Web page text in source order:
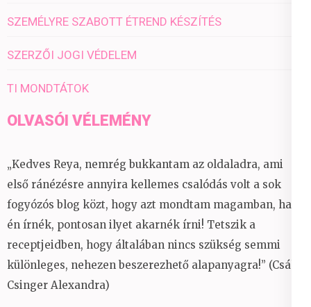
SZEMÉLYRE SZABOTT ÉTREND KÉSZÍTÉS
SZERZŐI JOGI VÉDELEM
TI MONDTÁTOK
OLVASÓI VÉLEMÉNY
„Kedves Reya, nemrég bukkantam az oldaladra, ami
első ránézésre annyira kellemes csalódás volt a sok
fogyózós blog közt, hogy azt mondtam magamban, ha
én írnék, pontosan ilyet akarnék írni! Tetszik a
receptjeidben, hogy általában nincs szükség semmi
különleges, nehezen beszerezhető alapanyagra!” (Csáky
Csinger Alexandra)